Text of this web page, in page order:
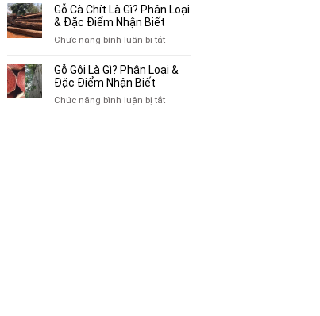
Lôi
Cũ
Tại
Truyện
Tranh,
Tạp
Giá
Tại
10
Địa
Mua
Quần
Cũ
Gỗ Cà Chít Là Gì? Phân Loại
& Đặc Điểm Nhận Biết
Chức năng bình luận bị tắtở
Cà
Gì?
Gỗ Gội Là Gì? Phân Loại &
Đặc Điểm Nhận Biết
Chức năng bình luận bị tắtở